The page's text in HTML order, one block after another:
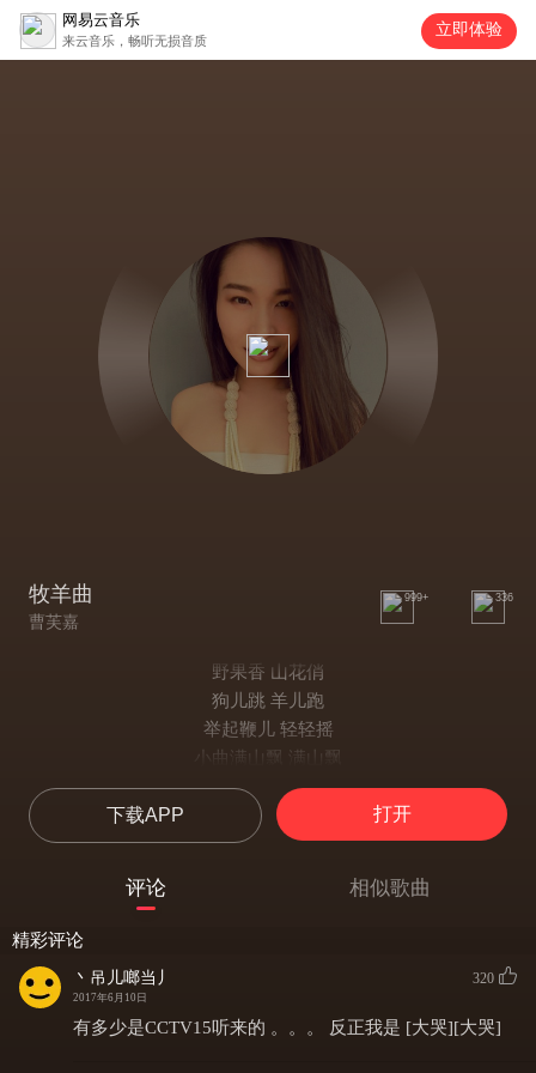
网易云音乐
来云音乐，畅听无损音质
立即体验
牧羊曲
曹芙嘉
999+ 336
野果香 山花俏
狗儿跳 羊儿跑
举起鞭儿 轻轻摇
小曲满山飘 满山飘
日出嵩山坳 晨钟惊飞鸟
林间小溪水潺潺
坡上青青草
举起鞭儿 轻轻摇
下载APP 打开
评论 相似歌曲
精彩评论
丶吊儿啷当丿
2017年6月10日
320
有多少是CCTV15听来的 。。。 反正我是 [大哭][大哭]